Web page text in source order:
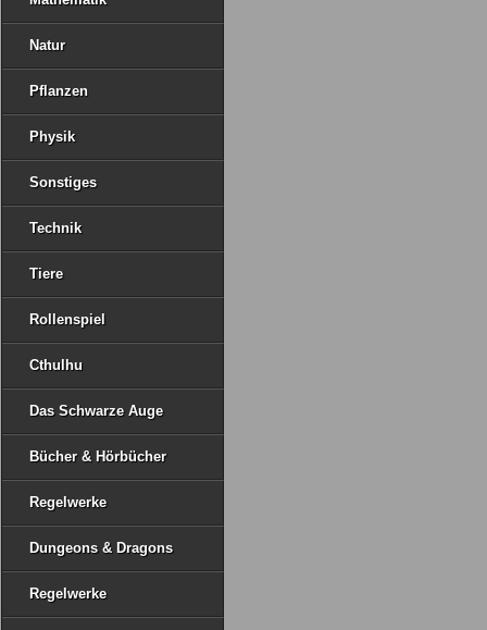
Natur
Pflanzen
Physik
Sonstiges
Technik
Tiere
Rollenspiel
Cthulhu
Das Schwarze Auge
Bücher & Hörbücher
Regelwerke
Dungeons & Dragons
Regelwerke